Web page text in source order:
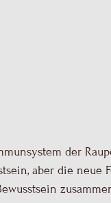
innerer Druck
können.